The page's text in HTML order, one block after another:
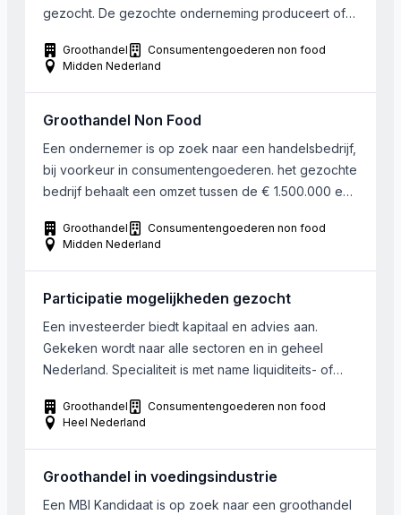
gezocht. De gezochte onderneming produceert of
technische producten voor B2B, die rechtstreeks of
via groot-/detailhandel in de markt worden gezet.
internationale activiteiten. De gezochte onderneming
is nog niet uitontwikkeld en heeft […]
Groothandel
Consumentengoederen non food
Midden Nederland
Groothandel Non Food
Een ondernemer is op zoek naar een handelsbedrijf,
bij voorkeur in consumentengoederen. het gezochte
bedrijf behaalt een omzet tussen de € 1.500.000 en
is Oost of midden Nederland.
Groothandel
Consumentengoederen non food
Midden Nederland
Participatie mogelijkheden gezocht
Een investeerder biedt kapitaal en advies aan.
Gekeken wordt naar alle sectoren en in geheel
Nederland. Specialiteit is met name liquiditeits- of
dreigende insolventie. Meer informatie op aanvraag.
Groothandel
Consumentengoederen non food
Heel Nederland
Groothandel in voedingsindustrie
Een MBI Kandidaat is op zoek naar een groothandel